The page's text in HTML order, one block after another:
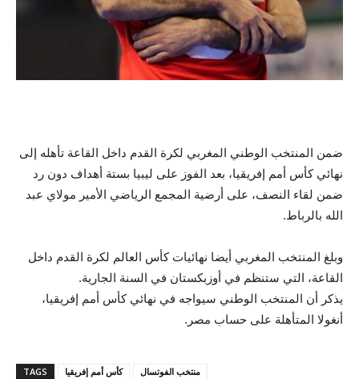
ضمن المنتخب الوطني المغربي لكرة القدم داخل القاعة تأهله إلى
نهائي كأس أمم إفريقيا، بعد الفوز على ليبيا بستة أهداف دون رد
ضمن لقاء النصف، على أرضية المجمع الرياضي الأمير مولاي عبد
الله بالرباط.
وبلغ المنتخب المغربي أيضا نهائيات كأس العالم لكرة القدم داخل
القاعة، التي ستنظم في أوزبكستان في السنة الجارية.
يذكر أن المنتخب الوطني سيواجه في نهائي كأس أمم إفريقيا،
أنغولا المتأهلة على حساب مصر.
TAGS كأس أمم إفريقيا منتخب الفوتسال